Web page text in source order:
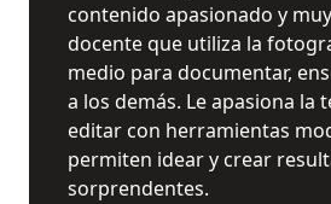
contenido apasionado y
docente que utiliza la
medio para documentar,
a los demás. Le apasiona la
editar con herramientas
permiten idear y crear
sorprendentes.